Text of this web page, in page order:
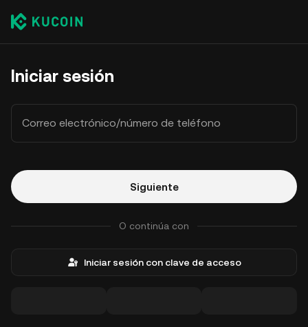
Iniciar sesión
Correo electrónico/número de teléfono
Siguiente
O continúa con
Iniciar sesión con clave de acceso